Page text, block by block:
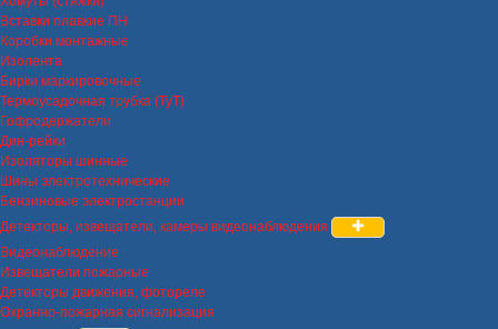
Вставки плавкие ПН
Коробки монтажные
Изолента
Бирки маркировочные
Термоусадочная трубка (ТуТ)
Гофродержатели
Дин-рейки
Изоляторы шинные
Шины электротехнические
Бензиновые электростанции
Детекторы, извещатели, камеры видеонаблюдения
Видеонаблюдение
Извещатели пожарные
Детекторы движения, фотореле
Охранно-пожарная сигнализация